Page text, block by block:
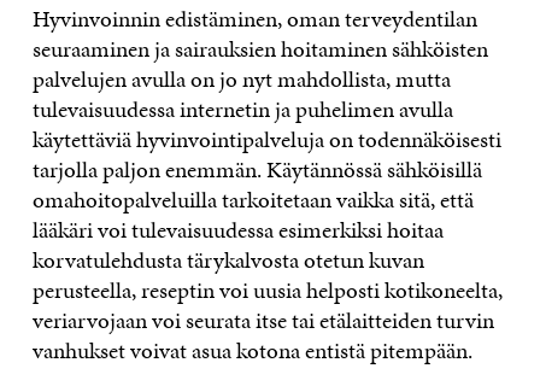
Hyvinvoinnin edistäminen, oman terveydentilan
seuraaminen ja sairauksien hoitaminen sähköisten
palvelujen avulla on jo nyt mahdollista, mutta
tulevaisuudessa internetin ja puhelimen avulla
käytettäviä hyvinvointipalveluja on todennäköisesti
tarjolla paljon enemmän. Käytännössä sähköisillä
omahoitopalveluilla tarkoitetaan vaikka sitä, että
lääkäri voi tulevaisuudessa esimerkiksi hoitaa
korvatulehdusta tärykalvosta otetun kuvan
perusteella, reseptin voi uusia helposti kotikoneelta,
veriarvojaan voi seurata itse tai etälaitteiden turvin
vanhukset voivat asua kotona entistä pitempään.